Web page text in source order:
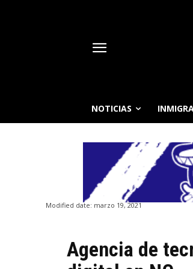
NOTICIAS
Modified date: marzo 19, 2021
Agencia de